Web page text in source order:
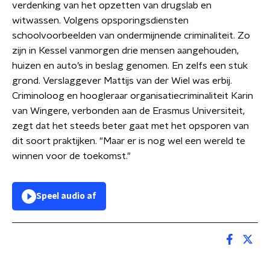
verdenking van het opzetten van drugslab en
witwassen. Volgens opsporingsdiensten
schoolvoorbeelden van ondermijnende criminaliteit. Zo
zijn in Kessel vanmorgen drie mensen aangehouden,
huizen en auto’s in beslag genomen. En zelfs een stuk
grond. Verslaggever Mattijs van der Wiel was erbij.
Criminoloog en hoogleraar organisatiecriminaliteit Karin
van Wingere, verbonden aan de Erasmus Universiteit,
zegt dat het steeds beter gaat met het opsporen van
dit soort praktijken. "Maar er is nog wel een wereld te
winnen voor de toekomst."
Speel audio af